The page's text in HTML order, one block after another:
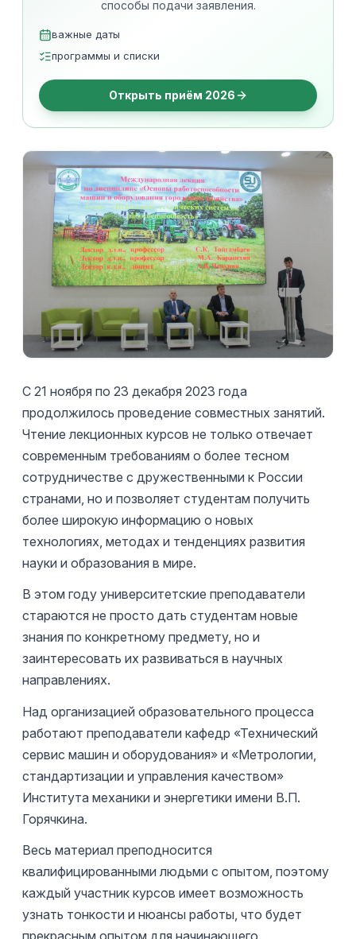
способы подачи заявления.
важные даты
программы и списки
Открыть приём 2026
С 21 ноября по 23 декабря 2023 года
продолжилось проведение совместных занятий.
Чтение лекционных курсов не только отвечает
современным требованиям о более тесном
сотрудничестве с дружественными к России
странами, но и позволяет студентам получить
более широкую информацию о новых
технологиях, методах и тенденциях развития
науки и образования в мире.
В этом году университетские преподаватели
стараются не просто дать студентам новые
знания по конкретному предмету, но и
заинтересовать их развиваться в научных
направлениях.
Над организацией образовательного процесса
работают преподаватели кафедр «Технический
сервис машин и оборудования» и «Метрологии,
стандартизации и управления качеством»
Института механики и энергетики имени В.П.
Горячкина.
Весь материал преподносится
квалифицированными людьми с опытом, поэтому
каждый участник курсов имеет возможность
узнать тонкости и нюансы работы, что будет